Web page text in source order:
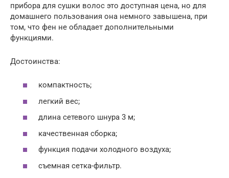
прибора для сушки волос это доступная цена, но для
домашнего пользования она немного завышена, при
том, что фен не обладает дополнительными
функциями.
Достоинства:
компактность;
легкий вес;
длина сетевого шнура 3 м;
качественная сборка;
функция подачи холодного воздуха;
съемная сетка-фильтр.